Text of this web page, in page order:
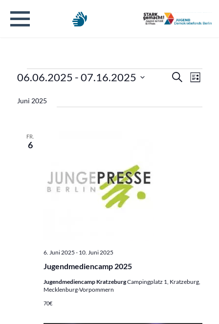
Veranstaltungen Suche
Liste
06.06.2025 - 07.16.2025
wählen.
Juni 2025
FR.
6
Jugendmediencamp 2025
6. Juni 2025 - 10. Juni 2025
Jugendmediencamp KratzeburgCampingplatz 1, Kratzeburg,
Mecklenburg-Vorpommern
70€